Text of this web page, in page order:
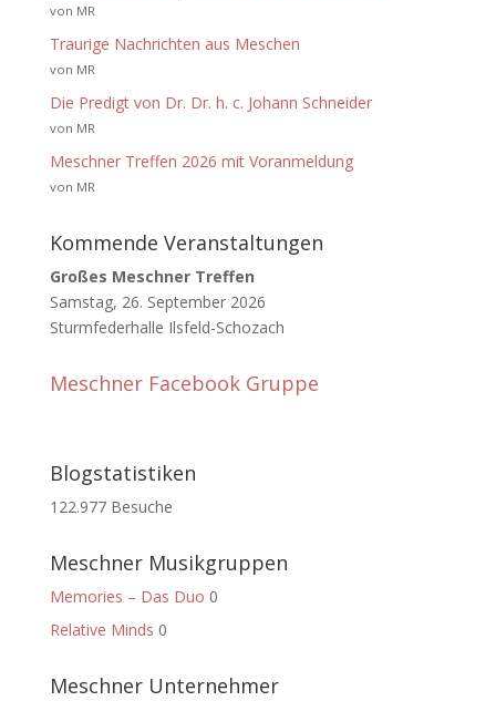
von MR
Traurige Nachrichten aus Meschen
von MR
Die Predigt von Dr. Dr. h. c. Johann Schneider
von MR
Meschner Treffen 2026 mit Voranmeldung
von MR
Kommende Veranstaltungen
Großes Meschner Treffen
Samstag, 26. September 2026
Sturmfederhalle Ilsfeld-Schozach
Meschner Facebook Gruppe
Blogstatistiken
122.977 Besuche
Meschner Musikgruppen
Memories – Das Duo 0
Relative Minds 0
Meschner Unternehmer